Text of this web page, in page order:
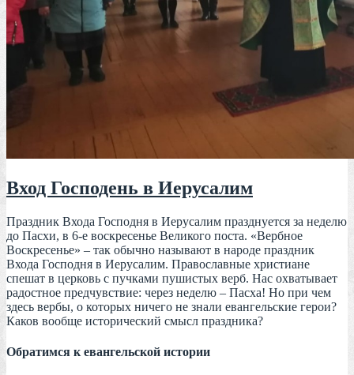
Вход Господень в Иерусалим
Праздник Входа Господня в Иерусалим празднуется за неделю
до Пасхи, в 6-е воскресенье Великого поста. «Вербное
Воскресенье» – так обычно называют в народе праздник
Входа Господня в Иерусалим. Православные христиане
спешат в церковь с пучками пушистых верб. Нас охватывает
радостное предчувствие: через неделю – Пасха! Но при чем
здесь вербы, о которых ничего не знали евангельские герои?
Каков вообще исторический смысл праздника?
Обратимся к евангельской истории